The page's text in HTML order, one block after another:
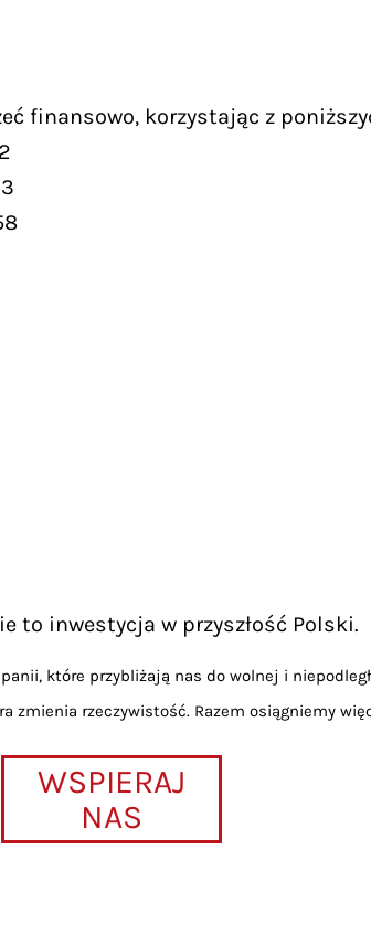
finansowo, korzystając z
to inwestycja w przyszłość Polski.
które przybliżają nas do wolnej i
zmienia rzeczywistość. Razem osiągniemy
WSPIERAJ
NAS